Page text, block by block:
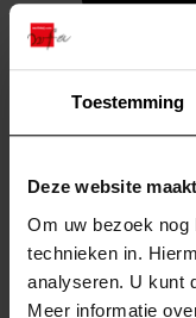
Toestemming
Deze website
Om uw bezoek nog
technieken in.
analyseren. U kunt
Meer informatie
Printen
duurzaam webadres
Inventaris
Inv. nrs. 1101-1200